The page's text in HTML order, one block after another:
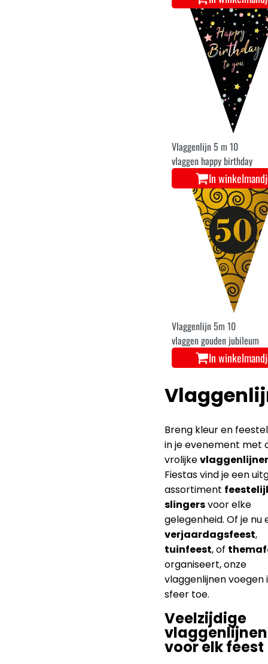
Vlaggenlijn 5 m 10
vlaggen happy birthday
In
Vlaggenlijn 5m 10
vlaggen gouden jubileum
In
Breng kleur en
in je evenement met
vrolijke
Fiestas vind je een
assortiment
slingersvoor elke
gelegenheid. Of je nu
verjaardagsfeest,
tuinfeest, of
organiseert, onze
vlaggenlijnen voegen
sfeer toe.
Veelzijdige
vlaggenlijnen
voor elk feest